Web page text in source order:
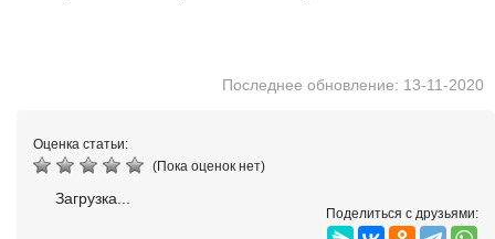
Последнее обновление: 13-11-2020
Оценка статьи:
(Пока оценок нет)
Загрузка...
Поделиться с друзьями: